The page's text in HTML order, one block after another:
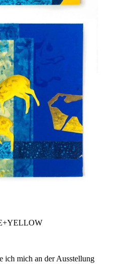
ich mich an der Ausstellung